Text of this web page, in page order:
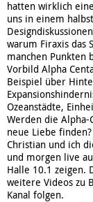
hatten wirklich
uns in einem
warum Firaxis das
manchen Punkten
Vorbild Alpha
Beispiel über
Ozeanstädte,
Werden die
neue Liebe
Christian und ich
und morgen live
Halle 10.1 zeigen.
weitere Videos zu
Kanal folgen.